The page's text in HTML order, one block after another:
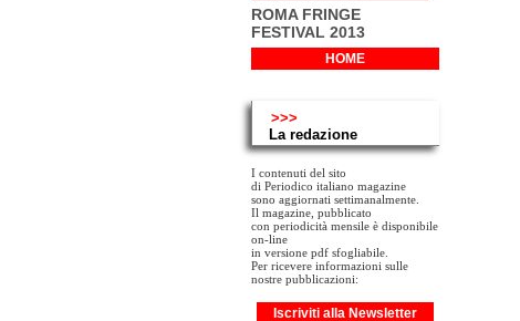
ROMA FRINGE
FESTIVAL 2013
HOME
>>>
La redazione
I contenuti del sito
di Periodico italiano magazine
sono aggiornati settimanalmente.
Il magazine, pubblicato
con periodicità mensile è disponibile
on-line
in versione pdf sfogliabile.
Per ricevere informazioni sulle
nostre pubblicazioni:
Iscriviti alla Newsletter